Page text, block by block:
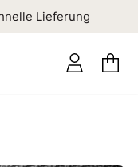
Lieferung